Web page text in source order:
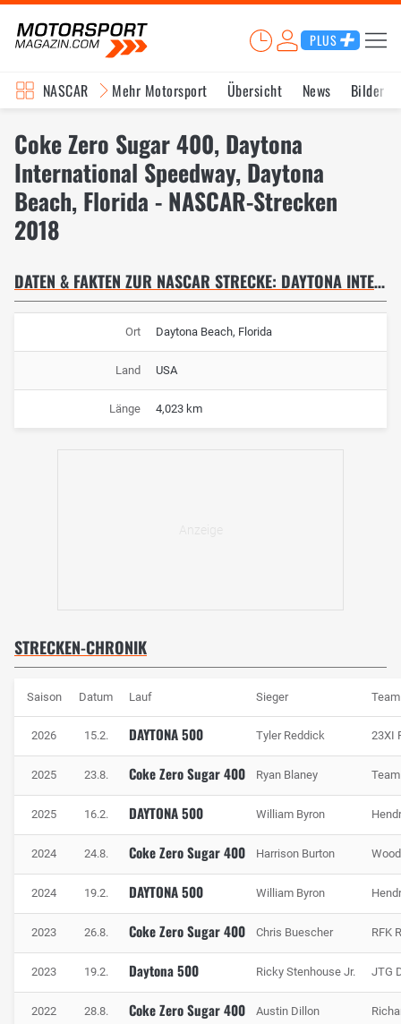
PLUS
NASCAR Mehr Motorsport Übersicht News Bilder
Coke Zero Sugar 400, Daytona
International Speedway, Daytona
Beach, Florida - NASCAR-Strecken
2018
DATEN & FAKTEN ZUR NASCAR STRECKE: DAYTONA INTERNATIONAL SPEEDWAY
Ort Daytona Beach, Florida
Land USA
Länge 4,023 km
STRECKEN-CHRONIK
Saison Datum Lauf Sieger Team
2026 15.2. DAYTONA 500 Tyler Reddick 23XI
2025 23.8. Coke Zero Sugar 400 Ryan Blaney
2025 16.2. DAYTONA 500 William Byron
2024 24.8. Coke Zero Sugar 400 Harrison Burton
2024 19.2. DAYTONA 500 William Byron
2023 26.8. Coke Zero Sugar 400 Chris Buescher RFK
2023 19.2. Daytona 500 Ricky Stenhouse Jr. JTG
2022 28.8. Coke Zero Sugar 400 Austin Dillon